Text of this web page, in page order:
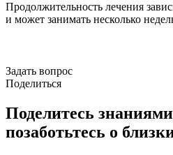
Продолжительность лечения
и может занимать несколько
Задать вопрос
Поделиться
Поделитесь
позаботьтесь о